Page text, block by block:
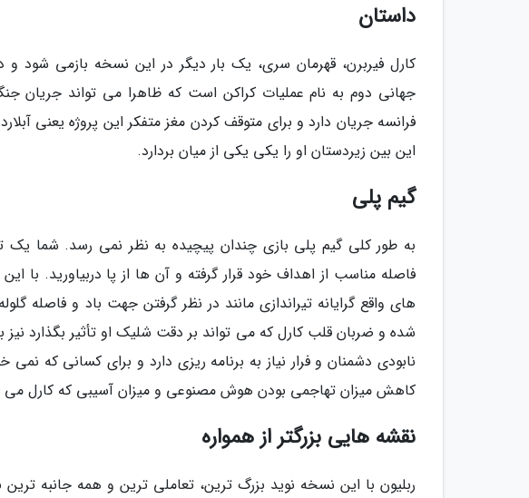
داستان
کارل فیربرن، قهرمان سری، یک بار دیگر در این نسخه بازمی شود
فرانسه جریان دارد و برای متوقف کردن مغز متفکر این پروژه یعنی
این بین زیردستان او را یکی یکی از میان بردارد.
گیم پلی
به طور کلی گیم پلی بازی چندان پیچیده به نظر نمی رسد. شما یک
فاصله مناسب از اهداف خود قرار گرفته و آن ها از پا دربیاورید. با
های واقع گرایانه تیراندازی مانند در نظر گرفتن جهت باد و فاصله
شده و ضربان قلب کارل که می تواند بر دقت شلیک او تأثیر بگذارد نیز
نابودی دشمنان و فرار نیاز به برنامه ریزی دارد و برای کسانی که نمی
کاهش میزان تهاجمی بودن هوش مصنوعی و میزان آسیبی که کارل می
نقشه هایی بزرگتر از همواره
ربلیون با این نسخه نوید بزرگ ترین، تعاملی ترین و همه جانبه